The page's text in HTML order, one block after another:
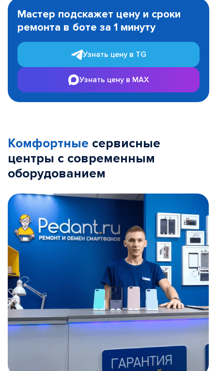
1
Мастер подскажет цену и сроки
ремонта в боте за 1 минуту
Узнать цену в TG
Узнать цену в MAX
Комфортные сервисные
центры с современным
оборудованием